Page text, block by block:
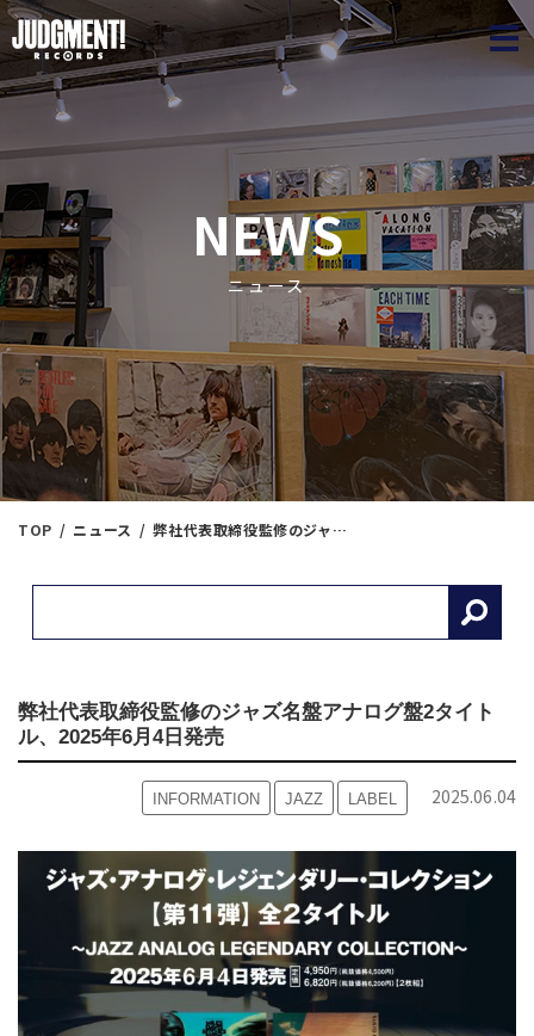
NEWS
ニュース
TOP ニュース 弊社代表取締役監修のジャズ名盤アナログ盤2タイトル、2025年6月4日発売
弊社代表取締役監修のジャズ名盤アナログ盤2タイト
ル、2025年6月4日発売
INFORMATION JAZZ LABEL 2025.06.04